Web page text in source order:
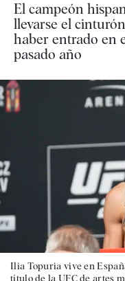
El campeón
llevarse el
haber entrado en
pasado año
Ilia Topuria vive en
título de la UFC de artes